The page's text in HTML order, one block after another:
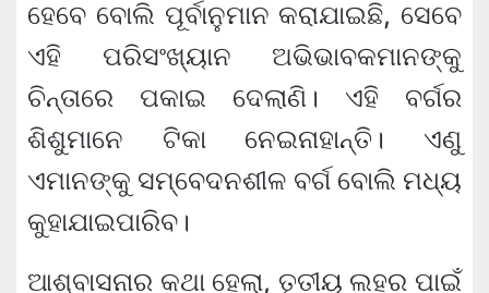
ହେବେ ବୋଲି ପୂର୍ବାନୁମାନ କରାଯାଇଛି, ସେବେ
ଏହି ପରିସଂଖ୍ୟାନ ଅଭିଭାବକମାନଙ୍କୁ
ଚିନ୍ତାରେ ପକାଇ ଦେଲାଣି। ଏହି ବର୍ଗର
ଶିଶୁମାନେ ଟିକା ନେଇନାହାନ୍ତି। ଏଣୁ
ଏମାନଙ୍କୁ ସମ୍ବେଦନଶୀଳ ବର୍ଗ ବୋଲି ମଧ୍ୟ
କୁହାଯାଇପାରିବ।
ଆଶ୍ବାସନାର କଥା ହେଲା, ତୃତୀୟ ଲହର ପାଇଁ